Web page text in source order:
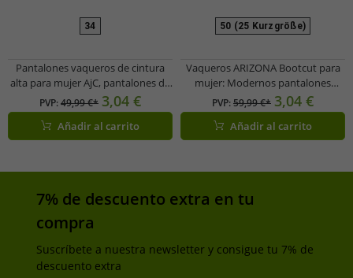
34
Pantalones vaqueros de cintura
alta para mujer AjC, pantalones de
algodón con corte acampanado y
detalles de botones, color blanco
55820553
PVP:49,99 €* 3,04 €
Añadir al carrito
50 (25 Kurzgröße)
Vaqueros ARIZONA Bootcut para
mujer: Modernos pantalones
vaqueros de cintura alta con 5
bolsillos, 205716 Blanco
PVP:59,99 €* 3,04 €
Añadir al carrito
7% de descuento extra en tu
compra
Suscríbete a nuestra newsletter y consigue tu 7% de
descuento extra